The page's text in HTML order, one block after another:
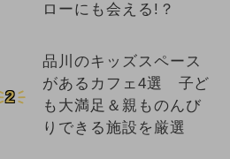
ローにも会える!？
2
品川のキッズスペース
があるカフェ4選 子ど
も大満足＆親ものんび
りできる施設を厳選